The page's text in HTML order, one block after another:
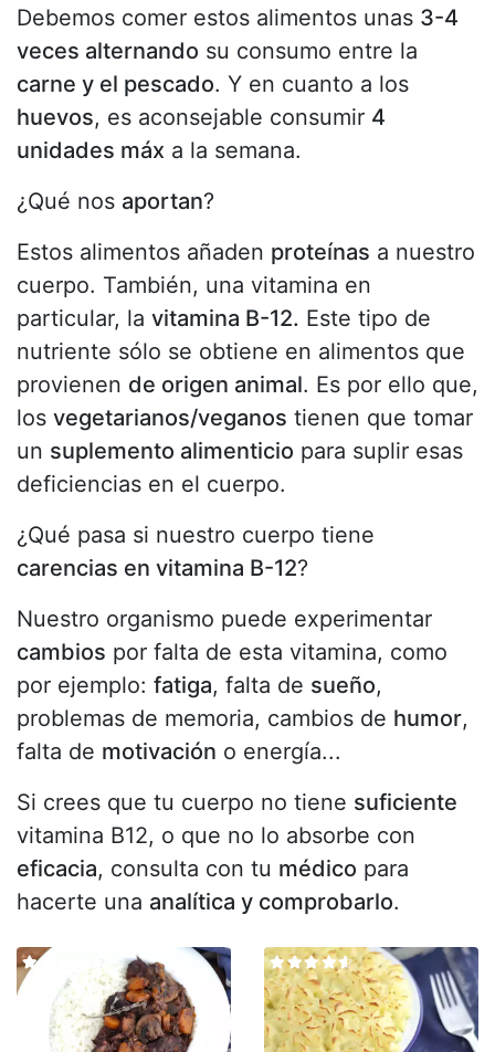
Debemos comer estos alimentos unas 3-4
veces alternando su consumo entre la
carne y el pescado. Y en cuanto a los
huevos, es aconsejable consumir 4
unidades máx a la semana.
¿Qué nos aportan?
Estos alimentos añaden proteínas a nuestro
cuerpo. También, una vitamina en
particular, la vitamina B-12. Este tipo de
nutriente sólo se obtiene en alimentos que
provienen de origen animal. Es por ello que,
los vegetarianos/veganos tienen que tomar
un suplemento alimenticio para suplir esas
deficiencias en el cuerpo.
¿Qué pasa si nuestro cuerpo tiene
carencias en vitamina B-12?
Nuestro organismo puede experimentar
cambios por falta de esta vitamina, como
por ejemplo: fatiga, falta de sueño,
problemas de memoria, cambios de humor,
falta de motivación o energía...
Si crees que tu cuerpo no tiene suficiente
vitamina B12, o que no lo absorbe con
eficacia, consulta con tu médico para
hacerte una analítica y comprobarlo.